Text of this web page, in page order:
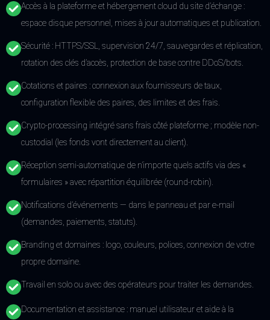
Accès à la plateforme et hébergement cloud du site d’échange :
espace disque personnel, mises à jour automatiques et publication.
Sécurité : HTTPS/SSL, supervision 24/7, sauvegardes et réplication,
rotation des clés d’accès, protection de base contre DDoS/bots.
Cotations et paires : connexion aux fournisseurs de taux,
configuration flexible des paires, des limites et des frais.
Crypto-processing intégré sans frais côté plateforme ; modèle non-
custodial (les fonds vont directement au client).
Réception semi-automatique de n’importe quels actifs via des «
formulaires » avec répartition équilibrée (round-robin).
Notifications d’événements — dans le panneau et par e-mail
(demandes, paiements, statuts).
Branding et domaines : logo, couleurs, polices, connexion de votre
propre domaine.
Travail en solo ou avec des opérateurs pour traiter les demandes.
Documentation et assistance : manuel utilisateur et aide à la